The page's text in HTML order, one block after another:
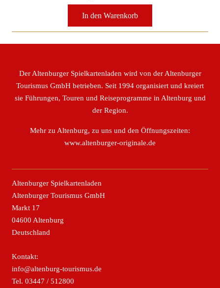
In den Warenkorb
Der Altenburger Spielkartenladen wird von der Altenburger
Tourismus GmbH betrieben. Seit 1994 organisiert und kreiert
sie Führungen, Touren und Reiseprogramme in Altenburg und
der Region.
Mehr zu Altenburg, zu uns und den Öffnungszeiten:
www.altenburger-originale.de
Altenburger Spielkartenladen
Altenburger Tourismus GmbH
Markt 17
04600 Altenburg
Deutschland
Kontakt:
info@altenburg-tourismus.de
Tel. 03447 / 512800